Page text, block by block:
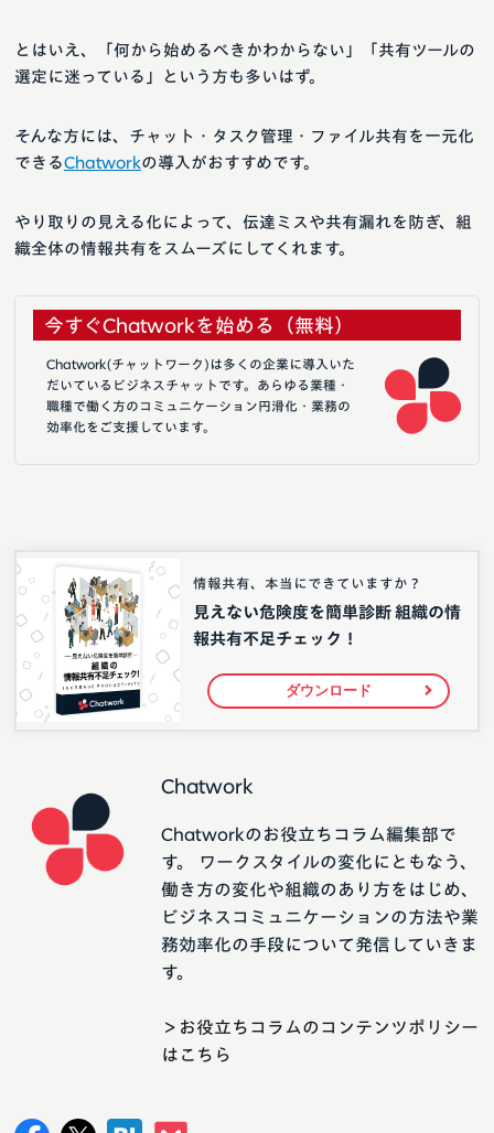
とはいえ、「何から始めるべきかわからない」「共有ツールの
選定に迷っている」という方も多いはず。
そんな方には、チャット・タスク管理・ファイル共有を一元化
できるChatworkの導入がおすすめです。
やり取りの見える化によって、伝達ミスや共有漏れを防ぎ、組
織全体の情報共有をスムーズにしてくれます。
今すぐChatworkを始める（無料）
Chatwork(チャットワーク)は多くの企業に導入いた
だいているビジネスチャットです。あらゆる業種・
職種で働く方のコミュニケーション円滑化・業務の
効率化をご支援しています。
情報共有、本当にできていますか？
見えない危険度を簡単診断 組織の情
報共有不足チェック！
ダウンロード
Chatwork
Chatworkのお役立ちコラム編集部で
す。 ワークスタイルの変化にともなう、
働き方の変化や組織のあり方をはじめ、
ビジネスコミュニケーションの方法や業
務効率化の手段について発信していきま
す。
＞お役立ちコラムのコンテンツポリシー
はこちら